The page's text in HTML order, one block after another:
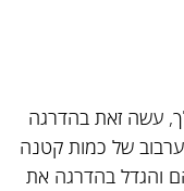
עשה זאת בהדרגה
ערבוב של כמות קטנה
והגדל בהדרגה את